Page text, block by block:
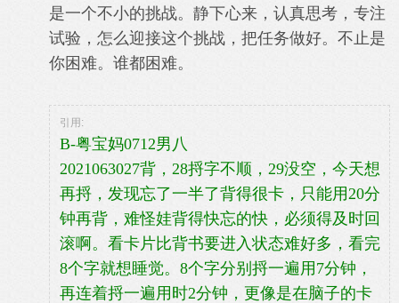
是一个不小的挑战。静下心来，认真思考，专注
试验，怎么迎接这个挑战，把任务做好。 不止是
你困难。谁都困难。
引用:
B-粤宝妈0712男八
2021063027背，28捋字不顺，29没空，今天想
再捋，发现忘了一半了背得很卡，只能用20分
钟再背，难怪娃背得快忘的快，必须得及时回
滚啊。看卡片比背书要进入状态难好多，看完
8个字就想睡觉。8个字分别捋一遍用7分钟，
再连着捋一遍用时2分钟，更像是在脑子的卡